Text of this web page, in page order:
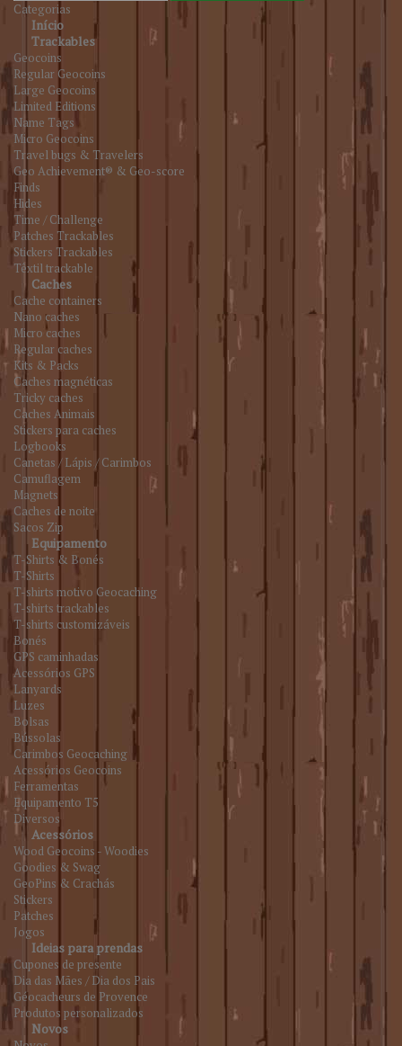
Categorias
Início
Trackables
Geocoins
Regular Geocoins
Large Geocoins
Limited Editions
Name Tags
Micro Geocoins
Travel bugs & Travelers
Geo Achievement® & Geo-score
Finds
Hides
Time / Challenge
Patches Trackables
Stickers Trackables
Têxtil trackable
Caches
Cache containers
Nano caches
Micro caches
Regular caches
Kits & Packs
Caches magnéticas
Tricky caches
Caches Animais
Stickers para caches
Logbooks
Canetas / Lápis / Carimbos
Camuflagem
Magnets
Caches de noite
Sacos Zip
Equipamento
T-Shirts & Bonés
T-Shirts
T-shirts motivo Geocaching
T-shirts trackables
T-shirts customizáveis
Bonés
GPS caminhadas
Acessórios GPS
Lanyards
Luzes
Bolsas
Bússolas
Carimbos Geocaching
Acessórios Geocoins
Ferramentas
Equipamento T5
Diversos
Acessórios
Wood Geocoins - Woodies
Goodies & Swag
GeoPins & Crachás
Stickers
Patches
Jogos
Ideias para prendas
Cupones de presente
Dia das Mães / Dia dos Pais
Géocacheurs de Provence
Produtos personalizados
Novos